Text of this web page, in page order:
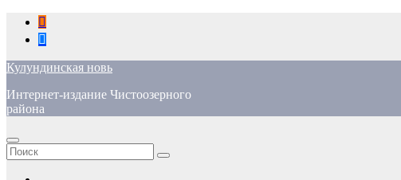
Перейти
содержимому
Кулундинская новь
Интернет-издание Чистоозерного
района